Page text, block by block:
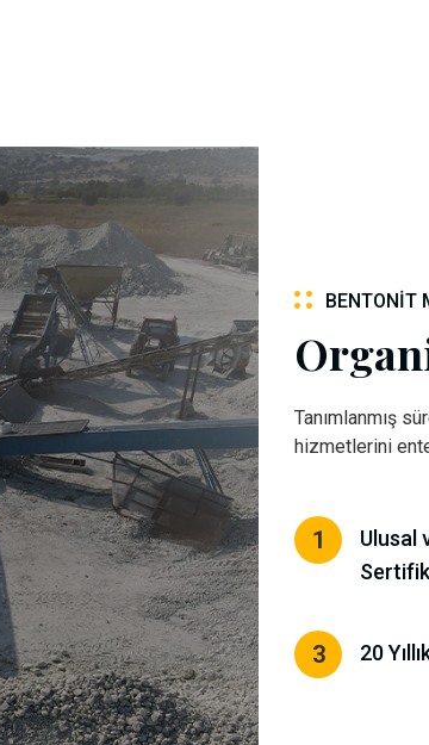
BENTONIT
Tanımlanmış
hizmetlerini
1
Ulusal
3 20